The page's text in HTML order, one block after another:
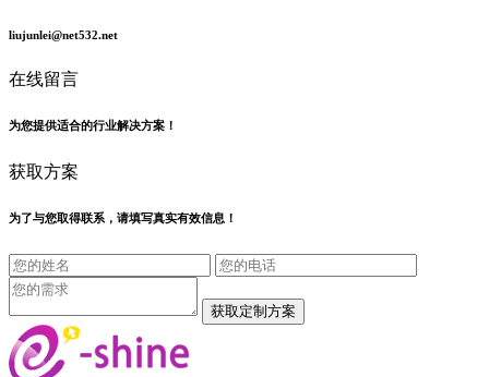
liujunlei@net532.net
在线留言
为您提供适合的行业解决方案！
获取方案
为了与您取得联系，请填写真实有效信息！